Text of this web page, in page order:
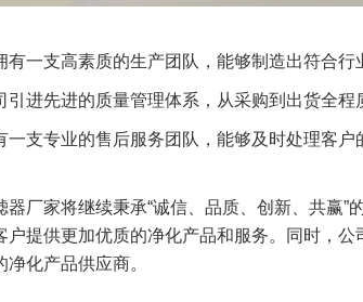
一支高素质的生产团队，能够制造出符合行
进先进的质量管理体系，从采购到出货全程
支专业的售后服务团队，能够及时处理客户
厂家将继续秉承“诚信、品质、创新、共赢”
户提供更加优质的净化产品和服务。同时，
化产品供应商。